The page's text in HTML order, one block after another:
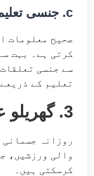
c. جنسی تعلیم
صحیح معلومات
کرتی ہے۔ بہت
سے جنسی
تعلیم کے
3. گھریلو علاج
روزانہ جسمانی
والی ورزشیں،
کرسکتی ہیں۔